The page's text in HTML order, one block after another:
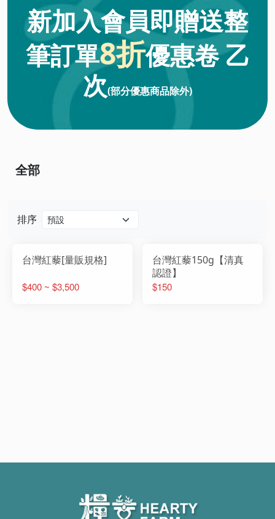
新加入會員即贈送整
筆訂單8折優惠卷乙
次(部分優惠商品除外)
排序
台灣紅藜[量販規格]
$400 ~ $3,500
台灣紅藜150g【清真
認證】
$150
全部